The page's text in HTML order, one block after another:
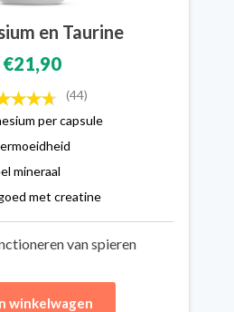
en Taurine
€21,90
(44)
per capsule
mineraal
met creatine
van spieren
winkelwagen